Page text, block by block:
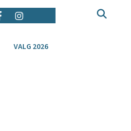
VALG 2026